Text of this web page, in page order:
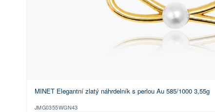
MINET Elegantní zlatý náhrdelník s perlou Au 585/1000 3,55g
JMG0355WGN43